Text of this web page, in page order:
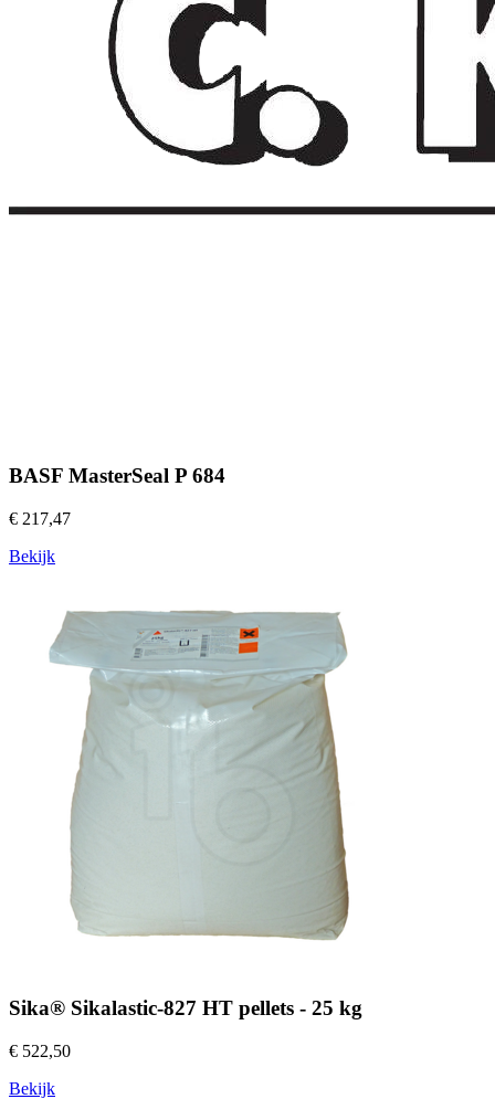
BASF MasterSeal P 684
€ 217,47
Bekijk
Sika® Sikalastic-827 HT pellets - 25 kg
€ 522,50
Bekijk